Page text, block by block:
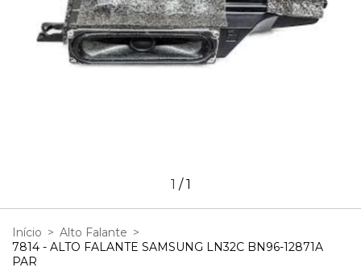
1 /1
Início > Alto Falante >
7814 - ALTO FALANTE SAMSUNG LN32C BN96-12871A
PAR